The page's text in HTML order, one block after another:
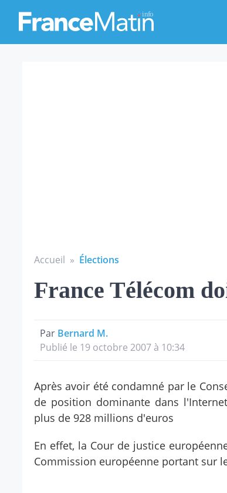
Accueil » Élections
France Télécom
Par Bernard M.
Publié le 19 octobre 2007 à 10:34
Après avoir été condamné par le
de position dominante dans
plus de 928 millions d'euros
En effet, la Cour de justice
Commission européenne portant sur